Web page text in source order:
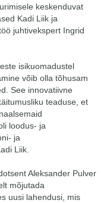
keskenduvat
Kadi Liik ja
juhtivekspert Ingrid
isikuomadustel
võib olla tõhusam
See innovatiivne
teaduse, et
loodus- ja
ja
Liik.
Aleksander Pulver
mõjutada
uusi lahendusi, mis